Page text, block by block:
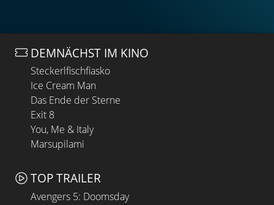
DEMNÄCHST IM KINO
Steckerlfischfiasko
Ice Cream Man
Das Ende der Sterne
Exit 8
You, Me & Italy
Marsupilami
TOP TRAILER
Avengers 5: Doomsday